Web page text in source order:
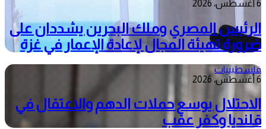
6 أغسطس، 2026
الرئيس المصري وملك البحرين يشددان على
ضرورة تهيئة المجال لإعادة الإعمار في غزة
فلسطينيات
6 أغسطس، 2026
الاحتلال يوسع حملات الدهم والاعتقال في
قلنديا وكفر عقب